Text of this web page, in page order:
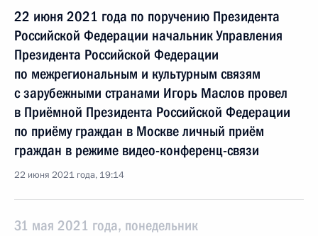
22 июня 2021 года по поручению Президента
Российской Федерации начальник Управления
Президента Российской Федерации
по межрегиональным и культурным связям
с зарубежными странами Игорь Маслов провел
в Приёмной Президента Российской Федерации
по приёму граждан в Москве личный приём
граждан в режиме видео-конференц-связи
22 июня 2021 года, 19:14
31 мая 2021 года, понедельник